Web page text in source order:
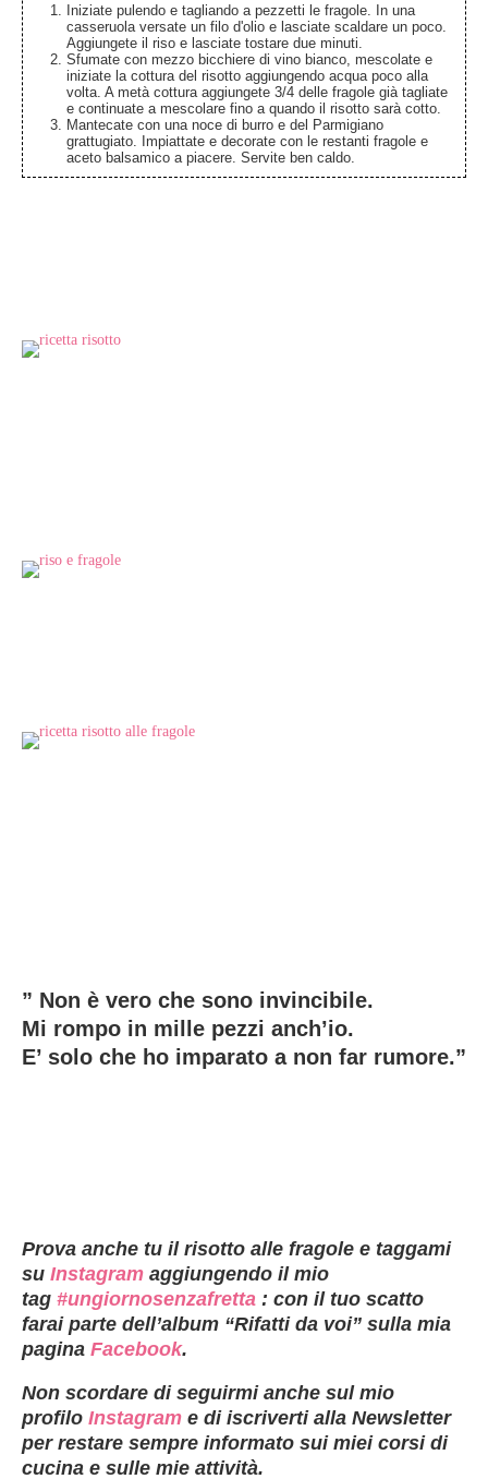
Iniziate pulendo e tagliando a pezzetti le fragole. In una
casseruola versate un filo d'olio e lasciate scaldare un poco.
Aggiungete il riso e lasciate tostare due minuti.
Sfumate con mezzo bicchiere di vino bianco, mescolate e
iniziate la cottura del risotto aggiungendo acqua poco alla
volta. A metà cottura aggiungete 3/4 delle fragole già tagliate
e continuate a mescolare fino a quando il risotto sarà cotto.
Mantecate con una noce di burro e del Parmigiano
grattugiato. Impiattate e decorate con le restanti fragole e
aceto balsamico a piacere. Servite ben caldo.
” Non è vero che sono invincibile.
Mi rompo in mille pezzi anch’io.
E’ solo che ho imparato a non far rumore.”
Prova anche tu il risotto alle fragole e taggami
su Instagram aggiungendo il mio
tag #ungiornosenzafretta : con il tuo scatto
farai parte dell’album “Rifatti da voi” sulla mia
pagina Facebook.
Non scordare di seguirmi anche sul mio
profilo Instagram e di iscriverti alla Newsletter
per restare sempre informato sui miei corsi di
cucina e sulle mie attività.